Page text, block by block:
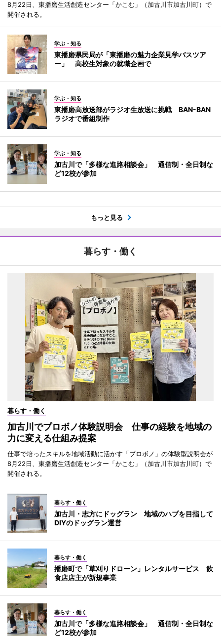
8月22日、東播磨生活創造センター「かこむ」（加古川市加古川町）で
開催される。
学ぶ・知る
東播磨県民局が「東播磨の魅力企業見学バスツア
ー」 高校生対象の就職企画で
学ぶ・知る
東播磨高放送部がラジオ生放送に挑戦 BAN-BAN
ラジオで番組制作
学ぶ・知る
加古川で「多様な進路相談会」 通信制・全日制な
ど12校が参加
もっと見る
暮らす・働く
暮らす・働く
加古川でプロボノ体験説明会 仕事の経験を地域の
力に変える仕組み提案
仕事で培ったスキルを地域活動に活かす「プロボノ」の体験型説明会が
8月22日、東播磨生活創造センター「かこむ」（加古川市加古川町）で
開催される。
暮らす・働く
加古川・志方にドッグラン 地域のハブを目指して
DIYのドッグラン運営
暮らす・働く
播磨町で「草刈りドローン」レンタルサービス 飲
食店店主が新規事業
暮らす・働く
加古川で「多様な進路相談会」 通信制・全日制な
ど12校が参加